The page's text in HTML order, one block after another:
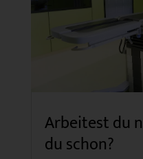
Arbeitest du
du schon?